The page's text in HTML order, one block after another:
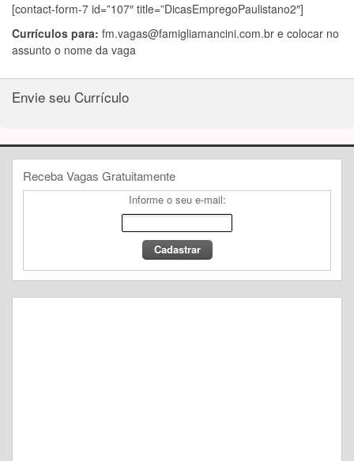
[contact-form-7 id=”107″ title=”DicasEmpregoPaulistano2″]
Currículos para: fm.vagas@famigliamancini.com.br e colocar no
assunto o nome da vaga
Envie seu Currículo
Receba Vagas Gratuitamente
Informe o seu e-mail: